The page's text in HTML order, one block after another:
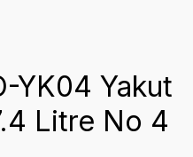
YK04 Yakut
Litre No 4